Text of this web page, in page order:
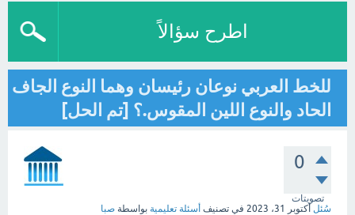
اطرح سؤالاً
للخط العربي نوعان رئيسان وهما النوع الجاف
الحاد والنوع اللين المقوس.؟ [تم الحل]
0
تصويتات
سُئل أكتوبر 31، 2023 في تصنيف أسئلة تعليمية بواسطة صبا